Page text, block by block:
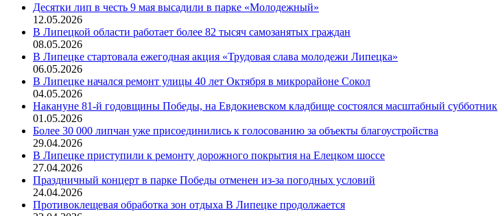
Десятки лип в честь 9 мая высадили в парке «Молодежный»
12.05.2026
В Липецкой области работает более 82 тысяч самозанятых граждан
08.05.2026
В Липецке стартовала ежегодная акция «Трудовая слава молодежи Липецка»
06.05.2026
В Липецке начался ремонт улицы 40 лет Октября в микрорайоне Сокол
04.05.2026
Накануне 81-й годовщины Победы, на Евдокиевском кладбище состоялся масштабный субботник
01.05.2026
Более 30 000 липчан уже присоединились к голосованию за объекты благоустройства
29.04.2026
В Липецке приступили к ремонту дорожного покрытия на Елецком шоссе
27.04.2026
Праздничный концерт в парке Победы отменен из-за погодных условий
24.04.2026
Противоклещевая обработка зон отдыха В Липецке продолжается